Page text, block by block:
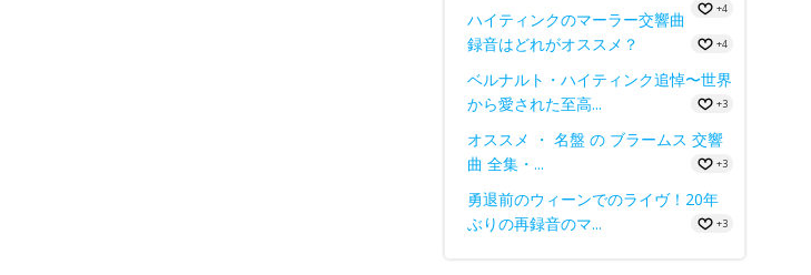
+4
ハイティンクのマーラー交響曲
録音はどれがオススメ？
+4
ベルナルト・ハイティンク追悼〜世界
から愛された至高...
+3
オススメ ・ 名盤 の ブラームス 交響
曲 全集・...
+3
勇退前のウィーンでのライヴ！20年
ぶりの再録音のマ...
+3